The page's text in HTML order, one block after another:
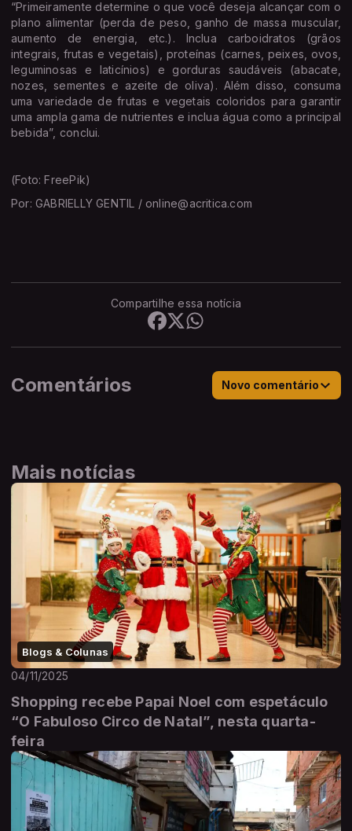
“Primeiramente determine o que você deseja alcançar com o
plano alimentar (perda de peso, ganho de massa muscular,
aumento de energia, etc.). Inclua carboidratos (grãos
integrais, frutas e vegetais), proteínas (carnes, peixes, ovos,
leguminosas e laticínios) e gorduras saudáveis (abacate,
nozes, sementes e azeite de oliva). Além disso, consuma
uma variedade de frutas e vegetais coloridos para garantir
uma ampla gama de nutrientes e inclua água como a principal
bebida”, conclui.
(Foto: FreePik)
Por: GABRIELLY GENTIL / online@acritica.com
Compartilhe essa notícia
Comentários Novo comentário
Mais notícias
Blogs & Colunas
04/11/2025
Shopping recebe Papai Noel com espetáculo
“O Fabuloso Circo de Natal”, nesta quarta-
feira